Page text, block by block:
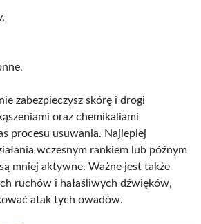
zabezpieczysz skórę i drogi
oraz chemikaliami
procesu usuwania. Najlepiej
wczesnym rankiem lub późnym
mniej aktywne. Ważne jest także
ruchów i hałaśliwych dźwięków,
atak tych owadów.